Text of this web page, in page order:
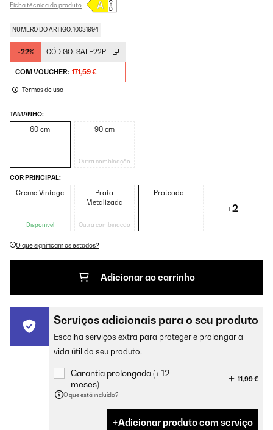
Ficha técnica do produto
NÚMERO DO ARTIGO: 10031994
-22% CÓDIGO: SALE22P
COM VOUCHER: 171,59 €
Termos de uso
TAMANHO:
60 cm 90 cm
Outra combinação
COR PRINCIPAL:
Creme Vintage
Disponível
Prata
Metalizada
Outra combinação
Prateado
+2
O que significam os estados?
Adicionar ao carrinho
Serviços adicionais para o seu produto
Escolha serviços extra para proteger e prolongar a
vida útil do seu produto.
Garantia prolongada (+ 12
meses)
11,99 €
O que está incluído?
Adicionar produto com serviço